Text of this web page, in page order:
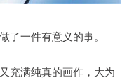
了一件有意义的事。
充满纯真的画作，大为